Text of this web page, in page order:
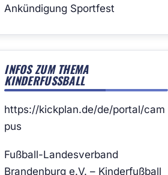
Ankündigung Sportfest
INFOS ZUM THEMA
KINDERFUSSBALL
https://kickplan.de/de/portal/cam
pus
Fußball-Landesverband
Brandenburg e.V. – Kinderfußball